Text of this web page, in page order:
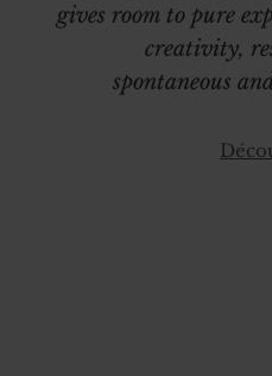
gives room to pure
creativity,
spontaneous